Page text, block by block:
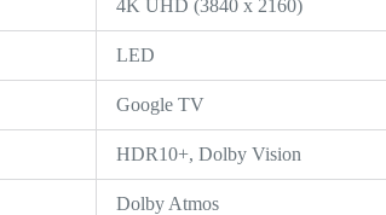
4K UHD (3840 x 2160)
LED
Google TV
HDR10+, Dolby Vision
Dolby Atmos